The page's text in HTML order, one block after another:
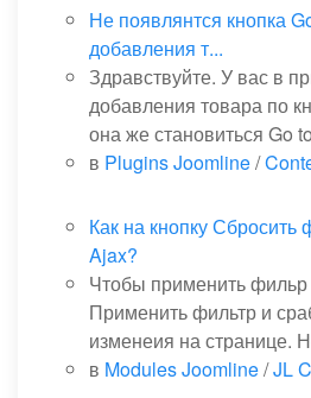
Не появлянтся кнопка
добавления т...
Здравствуйте. У вас в
добавления товара по
она же становиться Go
в Plugins Joomline/
Как на кнопку Сбросить
Ajax?
Чтобы применить
Применить фильтр и
изменеия на странице.
в Modules Joomline/JL